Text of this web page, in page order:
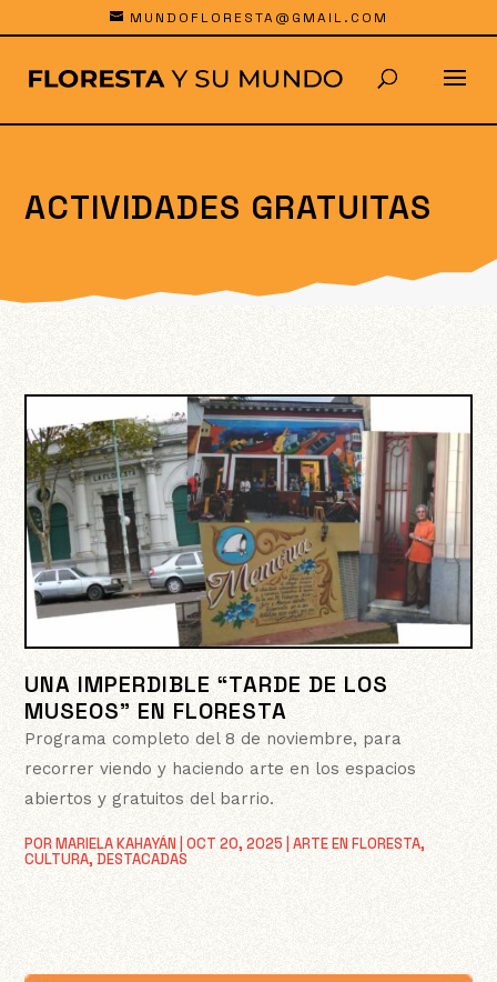
MUNDOFLORESTA@GMAIL.COM
ACTIVIDADES GRATUITAS
UNA IMPERDIBLE “TARDE DE LOS
MUSEOS” EN FLORESTA
PORMARIELA KAHAYÁN |OCT 20, 2025 |ARTE EN FLORESTA,
CULTURA,DESTACADAS
Programa completo del 8 de noviembre, para
recorrer viendo y haciendo arte en los espacios
abiertos y gratuitos del barrio.